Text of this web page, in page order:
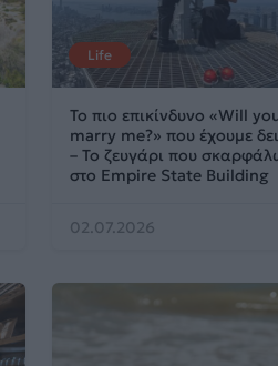
Life
Το πιο επικίνδυνο «Will
marry me?» που έχουμε
– Το ζευγάρι που
στο Empire State Building
02.07.2026